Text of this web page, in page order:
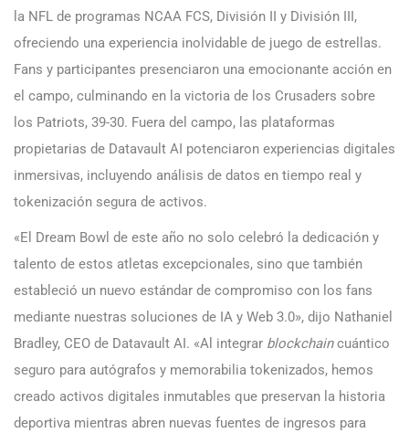
la NFL de programas NCAA FCS, División II y División III,
ofreciendo una experiencia inolvidable de juego de estrellas.
Fans y participantes presenciaron una emocionante acción en
el campo, culminando en la victoria de los Crusaders sobre
los Patriots, 39-30. Fuera del campo, las plataformas
propietarias de Datavault AI potenciaron experiencias digitales
inmersivas, incluyendo análisis de datos en tiempo real y
tokenización segura de activos.
«El Dream Bowl de este año no solo celebró la dedicación y
talento de estos atletas excepcionales, sino que también
estableció un nuevo estándar de compromiso con los fans
mediante nuestras soluciones de IA y Web 3.0», dijo Nathaniel
Bradley, CEO de Datavault AI. «Al integrar blockchaincuántico
seguro para autógrafos y memorabilia tokenizados, hemos
creado activos digitales inmutables que preservan la historia
deportiva mientras abren nuevas fuentes de ingresos para